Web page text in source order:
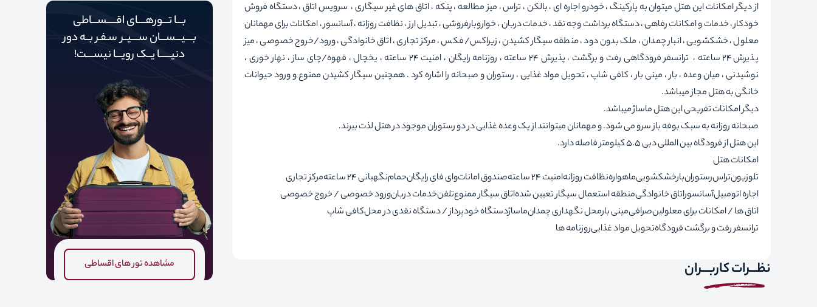
از دیگر امکانات این هتل میتوان به پارکینگ ، خودرو اجاره ای ، بالکن ، تراس ، میز مطالعه ، پنکه ، اتاق های غیر سیگاری ، سرویس اتاق ، دستگاه فروش
خودکار ، خدمات و امکانات رفاهی ، دستگاه برداشت وجه نقد ، خدمات دربان ، خواروبارفروشی ، تبدیل ارز ، نظافت روزانه ، آسانسور ، امکانات برای مهمانان
معلول ، خشکشویی ، انبار چمدان ، ملک بدون دود ، منطقه سیگار کشیدن ، زیراکس/فکس ، مرکز تجاری ، اتاق خانوادگی ، ورود/خروج خصوصی ، میز
پذیرش 24 ساعته ، ترانسفر فرودگاهی رفت و برگشت ، پذیرش 24 ساعته ، روزنامه رایگان ، امنیت 24 ساعته ، یخچال ، قهوه/چای ساز ، نهار خوری ،
نوشیدنی ، میان وعده ، بار ، مینی بار ، کافی شاپ ، تحویل مواد غذایی ، رستوران و صبحانه را اشاره کرد . همچنین سیگار کشیدن ممنوع و ورود حیوانات
خانگی به هتل مجاز میباشد.
دیگر امکانات تفریحی این هتل ماساژ میباشد.
صبحانه روزانه به سبک بوفه باز سرو می شود. و مهمانان میتوانند از یک وعده غذایی در دو رستوران موجود در هتل لذت ببرند.
این هتل از فرودگاه بین المللی دبی 5.5 کیلومتر فاصله دارد.
امکانات هتل
تلوزیونتراسرستورانبارخشکشوییماهوارهنظافت روزانهامنیت 24 ساعته صندوق اماناتوای فای رایگانحمامنگهبانی 24 ساعته
مرکز تجاری
اجاره اتومبیلآسانسوراتاق خانوادگیمنطقه استعمال سیگار تعیین شدهاتاق سیگار ممنوعتلفنخدمات دربانورود خصوصی / خروج خصوصی
اتاق ها / امکانات برای معلولینصرافیمینی بارمحل نگهداری چمدانماساژدستگاه خودپرداز / دستگاه نقدی در محلکافی شاپ
ترانسفر رفت و برگشت فرودگاهتحویل مواد غذاییروزنامه ها
نظـــرات کاربـــران
بـــا تـــورهــــای اقـــــســـاطی
بــــیـــســـان ســــیــر سـفـر بــه دور‌‌‌‌
دنیـــــ‌‌ـا یــک رویـــا نیســــت!
مشاهده تور های اقساطی